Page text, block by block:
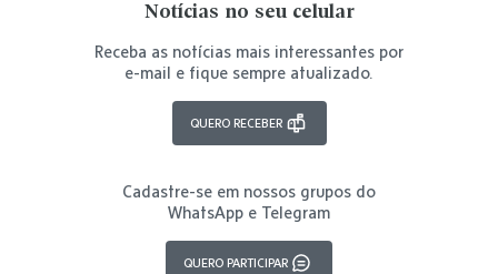
Notícias no seu celular
Receba as notícias mais interessantes por
e-mail e fique sempre atualizado.
QUERO RECEBER
Cadastre-se em nossos grupos do
WhatsApp e Telegram
QUERO PARTICIPAR